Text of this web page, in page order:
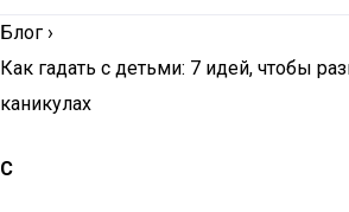
Блог ›
Как гадать с детьми: 7 идей, чтобы
каникулах
С